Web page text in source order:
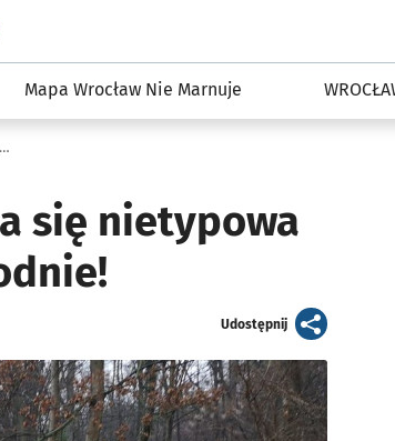
Środowisko we Wrocławiu
Mapa Wrocław Nie Marnuje
W parku Grabiszyńskim pojawiła się nietypowa ścieżka. Jest ekologicznie i wygodnie!
się nietypowa
Udostępnijartykuł